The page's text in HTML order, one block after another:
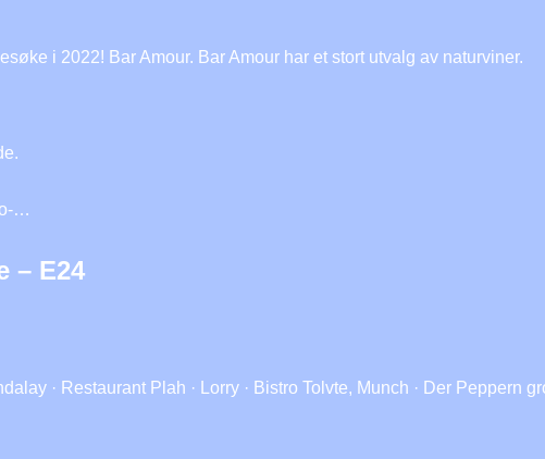
i 2022! Bar Amour. Bar Amour har et stort utvalg av naturviner.
…
– E24
· Restaurant Plah · Lorry · Bistro Tolvte, Munch · Der Peppern